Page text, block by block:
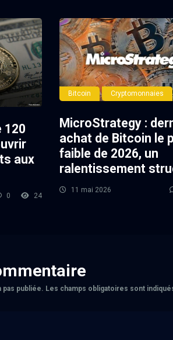
120
aux
0 24
Bitcoin Cryptomonnaies
MicroStrategy :
achat de Bitcoin le
faible de 2026, un
ralentissement
11 mai 2026
publiée. Les champs obligatoires sont